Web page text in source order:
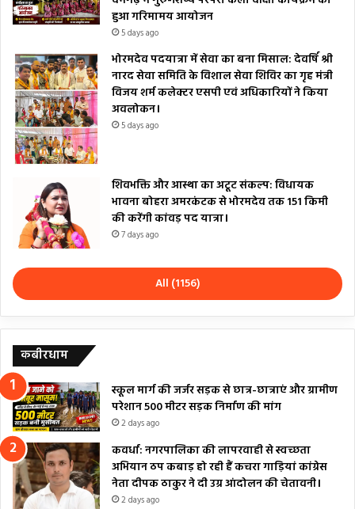
हुआ गरिमामय आयोजन
5 days ago
भोरमदेव पदयात्रा में सेवा का बना मिसाल: देवर्षि श्री
नारद सेवा समिति के विशाल सेवा शिविर का गृह मंत्री
विजय शर्म कलेक्टर एसपी एवं अधिकारियों ने किया
अवलोकन।
5 days ago
शिवभक्ति और आस्था का अटूट संकल्प: विधायक
भावना बोहरा अमरकंटक से भोरमदेव तक 151 किमी
की करेंगी कांवड़ पद यात्रा।
7 days ago
All (1156)
कबीरधाम
स्कूल मार्ग की जर्जर सड़क से छात्र-छात्राएं और ग्रामीण
परेशान 500 मीटर सड़क निर्माण की मांग
2 days ago
कवर्धा: नगरपालिका की लापरवाही से स्वच्छता
अभियान ठप कबाड़ हो रही हैं कचरा गाड़ियां कांग्रेस
नेता दीपक ठाकुर ने दी उग्र आंदोलन की चेतावनी।
2 days ago